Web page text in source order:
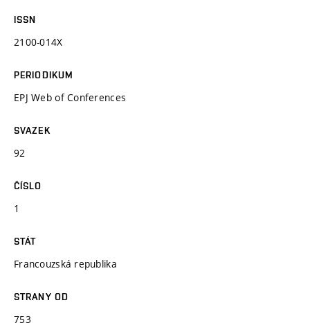
ISSN
2100-014X
PERIODIKUM
EPJ Web of Conferences
SVAZEK
92
ČÍSLO
1
STÁT
Francouzská republika
STRANY OD
753